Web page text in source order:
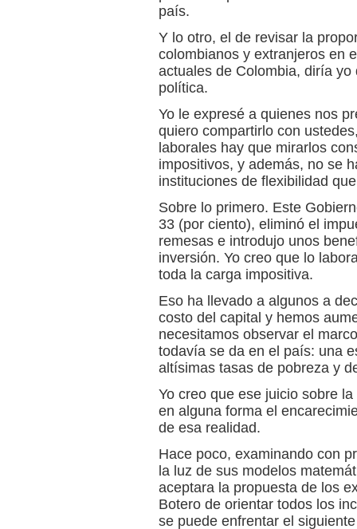
país.
Y lo otro, el de revisar la
colombianos y extranjeros en
actuales de Colombia, diría
política.
Yo le expresé a quienes nos
quiero compartirlo con
laborales hay que mirarlos
impositivos, y además, no se
instituciones de flexibilidad
Sobre lo primero. Este
33 (por ciento), eliminó el
remesas e introdujo unos
inversión. Yo creo que lo
toda la carga impositiva.
Eso ha llevado a algunos a
costo del capital y hemos
necesitamos observar el
todavía se da en el país: una
altísimas tasas de pobreza y
Yo creo que ese juicio sobre
en alguna forma el
de esa realidad.
Hace poco, examinando con
la luz de sus modelos
aceptara la propuesta de los
Botero de orientar todos los
se puede enfrentar el